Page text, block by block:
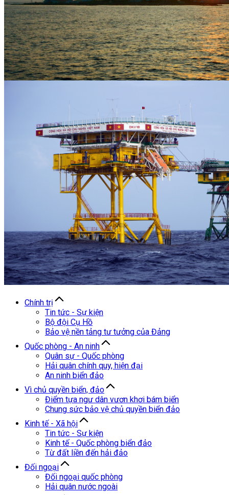
Chính trị
Tin tức - Sự kiện
Bộ đội Cụ Hồ
Bảo vệ nền tảng tư tưởng của Đảng
Quốc phòng - An ninh
Quân sự - Quốc phòng
Hải quân chính quy, hiện đại
An ninh biển đảo
Vì chủ quyền biển, đảo
Điểm tựa ngư dân vươn khơi bám biển
Chung sức bảo vệ chủ quyền biển đảo
Kinh tế - Xã hội
Tin tức - Sự kiện
Kinh tế - Quốc phòng biển đảo
Từ đất liền đến hải đảo
Đối ngoại
Đối ngoại quốc phòng
Hải quân nước ngoài